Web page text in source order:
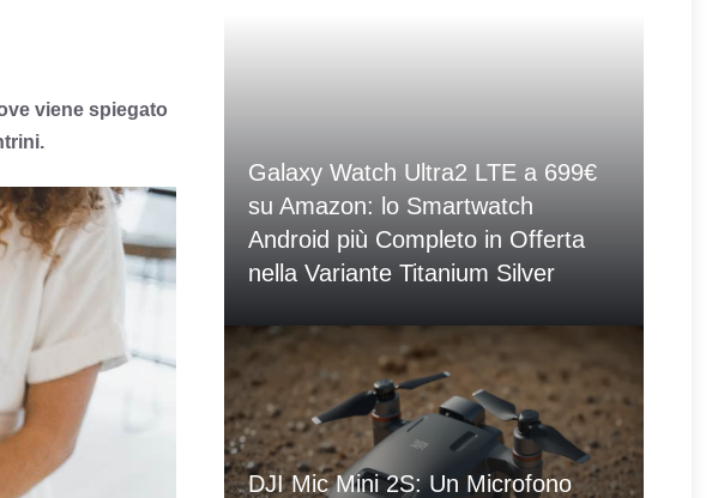
viene spiegato
Galaxy Watch Ultra2 LTE a 699€
su Amazon: lo Smartwatch
Android più Completo in Offerta
nella Variante Titanium Silver
DJI Mic Mini 2S: Un Microfono